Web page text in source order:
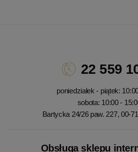
22 559
poniedziałek - piątek:
sobota: 10:00 -
Bartycka 24/26 paw. 227, 00-
Obsługa sklepu